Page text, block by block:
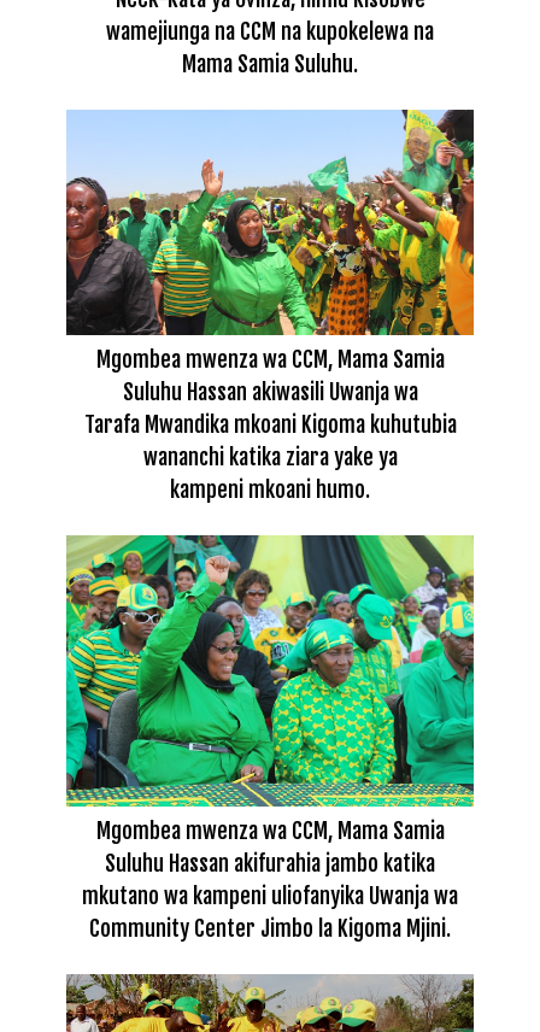
wamejiunga na CCM na kupokelewa na
Mama Samia Suluhu.
Mgombea mwenza wa CCM, Mama Samia
Suluhu Hassan akiwasili Uwanja wa
Tarafa Mwandika mkoani Kigoma kuhutubia
wananchi katika ziara yake ya
kampeni mkoani humo.
Mgombea mwenza wa CCM, Mama Samia
Suluhu Hassan akifurahia jambo katika
mkutano wa kampeni uliofanyika Uwanja wa
Community Center Jimbo la Kigoma Mjini.